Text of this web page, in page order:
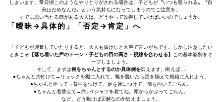
しまいます。常日頃このようなやりとりがされる場合は、子どもが〝いつも怒られる〟〝自
分はだめなんだ〟という気持ちになってしまうのでご注意を」
すでに思い当たる節がある大人は、どうやって改善していけばいいのでしょうか。
「曖昧→具体的」「否定→肯定」へ
「子どもが興奮していたりすると、大人も負けじと大声で言いがちです。しかし注意したい
ときこそ 【落ち着いた声のトーン・子どもの目の高さ・視線を合わせる】
この基本姿勢をキ
ープしましょう。
そして、まずは何をちゃんとするのか具体例を伝えます。例えば…
●ちゃんと片付けて→リュックを棚に入れて。靴を脱いだら踵を揃えて靴箱に入れよう。
●ちゃんと座って→背中をつけて、足を床につけて、前を向いてごらん。
●ちゃんと着替えて→白いTシャツを着てね。頭からかぶってごらん。
など、どう動けば正解なのか伝えましょう。